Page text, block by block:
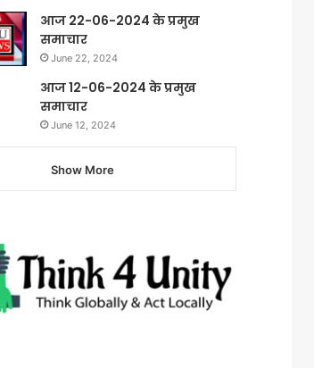
आज 22-06-2024 के प्रमुख
समाचार
June 22, 2024
आज 12-06-2024 के प्रमुख
समाचार
June 12, 2024
Show More